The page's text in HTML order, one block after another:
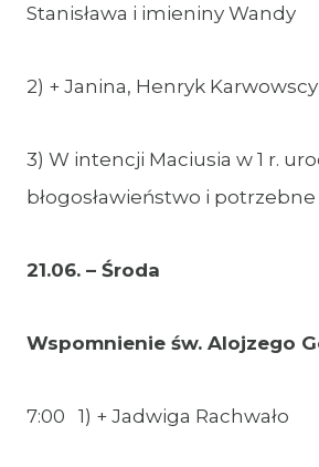
Stanisława i imieniny Wandy
2) + Janina, Henryk Karwowscy
3) W intencji Maciusia w 1 r.
błogosławieństwo i potrzebne
21.06. – Środa
Wspomnienie św. Alojzego
7:00 1) + Jadwiga Rachwało